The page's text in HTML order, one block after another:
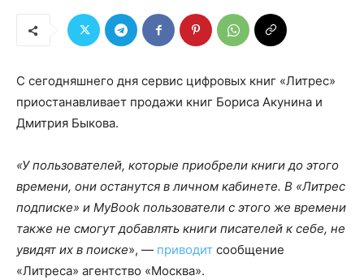
С сегодняшнего дня сервис цифровых книг «Литрес»
приостанавливает продажи книг Бориса Акунина и
Дмитрия Быкова.
«У пользователей, которые приобрели книги до этого
времени, они останутся в личном кабинете. В «Литрес
подписке» и MyBook пользователи с этого же времени
также не смогут добавлять книги писателей к себе, не
увидят их в поиске», — приводит сообщение
«Литреса» агентство «Москва».